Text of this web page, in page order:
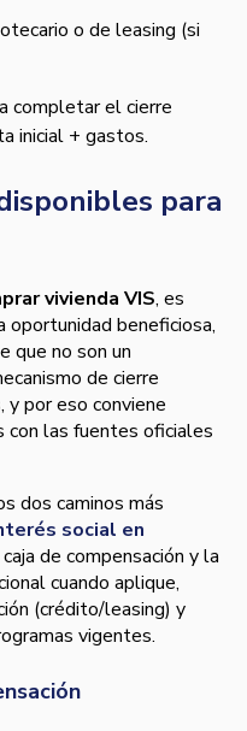
o de leasing (si
completar el cierre
inicial + gastos.
para
vivienda VIS, es
oportunidad beneficiosa,
que no son un
de cierre
y por eso conviene
con las fuentes oficiales
dos caminos más
social en
de compensación y la
cuando aplique,
(crédito/leasing) y
vigentes.